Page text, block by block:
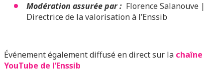
Modération assurée par : Florence Salanouve |
Directrice de la valorisation à l’Enssib
Événement également diffusé en direct sur la chaîne
YouTube de l’Enssib